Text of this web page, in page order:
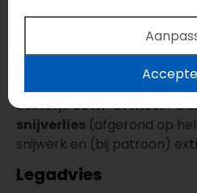
Garantie: 25 jaar
Gratis snijverlies
Bestel je35 m² of meer?
snijverlies (afgerond op
snijwerk en (bij patroon)
Legadvies